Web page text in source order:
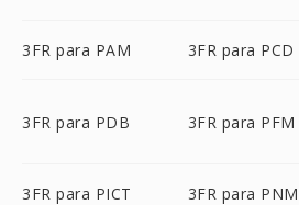
3FR para PAM 3FR para PCD
3FR para PDB 3FR para PFM
3FR para PICT 3FR para PNM